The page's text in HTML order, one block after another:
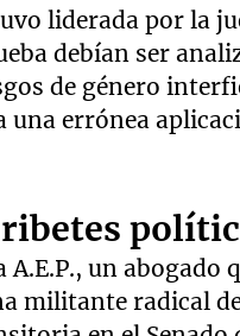
liderada por la
debían ser
de género
errónea
un abogado
militante radical